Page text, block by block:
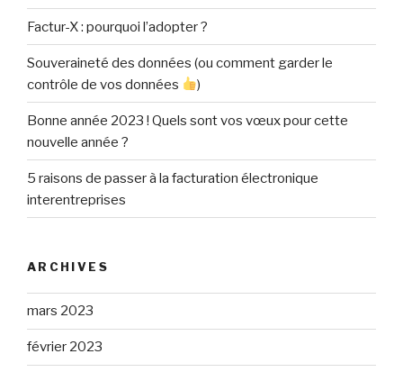
Factur-X : pourquoi l’adopter ?
Souveraineté des données (ou comment garder le
contrôle de vos données
)
Bonne année 2023 ! Quels sont vos vœux pour cette
nouvelle année ?
5 raisons de passer à la facturation électronique
interentreprises
ARCHIVES
mars 2023
février 2023